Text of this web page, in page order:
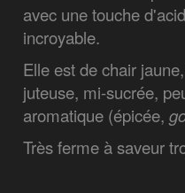
avec une touche
incroyable.
Elle est de chair
juteuse, mi-sucrée,
aromatique (épicée,
Très ferme à saveur